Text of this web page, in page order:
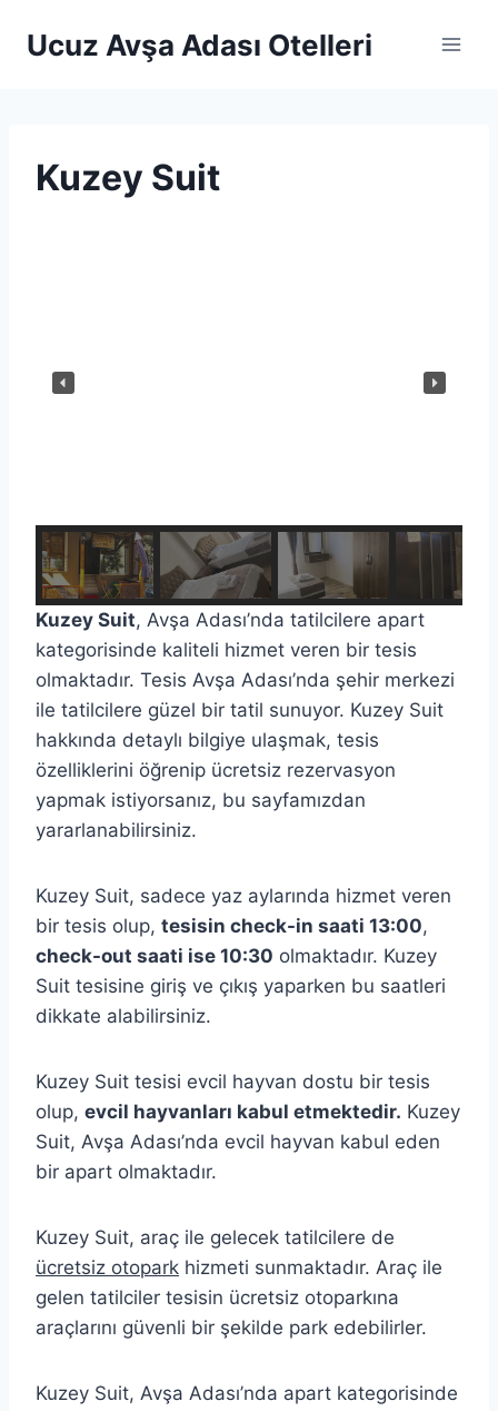
Ucuz Avşa Adası Otelleri
Kuzey Suit
Kuzey Suit, Avşa Adası’nda tatilcilere apart
kategorisinde kaliteli hizmet veren bir tesis
olmaktadır. Tesis Avşa Adası’nda şehir merkezi
ile tatilcilere güzel bir tatil sunuyor. Kuzey Suit
hakkında detaylı bilgiye ulaşmak, tesis
özelliklerini öğrenip ücretsiz rezervasyon
yapmak istiyorsanız, bu sayfamızdan
yararlanabilirsiniz.
Kuzey Suit, sadece yaz aylarında hizmet veren
bir tesis olup, tesisin check-in saati 13:00,
check-out saati ise 10:30 olmaktadır. Kuzey
Suit tesisine giriş ve çıkış yaparken bu saatleri
dikkate alabilirsiniz.
Kuzey Suit tesisi evcil hayvan dostu bir tesis
olup, evcil hayvanları kabul etmektedir. Kuzey
Suit, Avşa Adası’nda evcil hayvan kabul eden
bir apart olmaktadır.
Kuzey Suit, araç ile gelecek tatilcilere de
ücretsiz otopark hizmeti sunmaktadır. Araç ile
gelen tatilciler tesisin ücretsiz otoparkına
araçlarını güvenli bir şekilde park edebilirler.
Kuzey Suit, Avşa Adası’nda apart kategorisinde